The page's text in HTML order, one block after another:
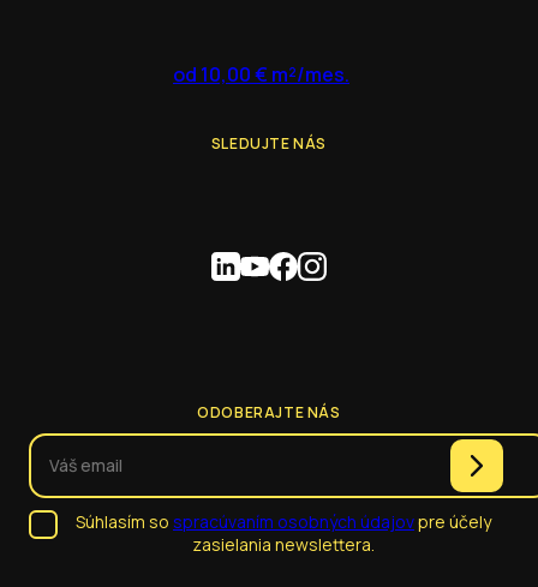
od 10,00 € m²/mes.
SLEDUJTE NÁS
ODOBERAJTE NÁS
Súhlasím so spracúvaním osobných údajovpre účely
zasielania newslettera.